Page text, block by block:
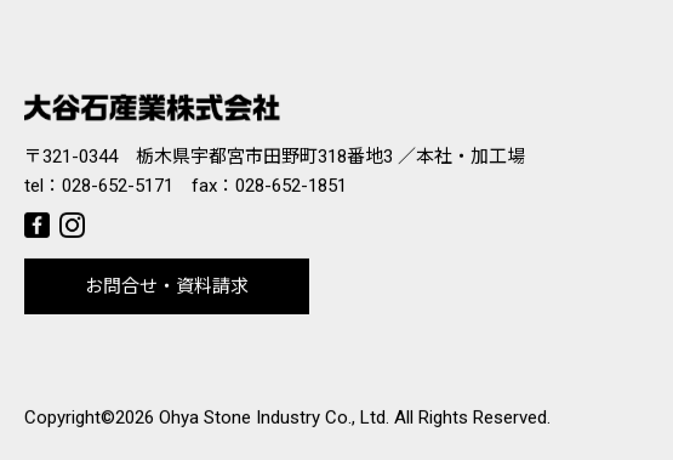
〒321-0344 栃木県宇都宮市田野町318番地3 ／本社・加工場
tel： 028-652-5171 fax：028-652-1851
お問合せ・資料請求
Copyright©2026 Ohya Stone Industry Co., Ltd. All Rights Reserved.